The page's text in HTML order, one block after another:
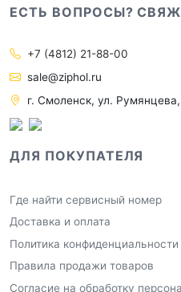
ЕСТЬ ВОПРОСЫ?
+7 (4812) 21-88-00
sale@ziphol.ru
г. Смоленск, ул.
ДЛЯ ПОКУПАТЕЛЯ
Где найти сервисный номер
Доставка и оплата
Политика конфиденциальности
Правила продажи товаров
Согласие на обработку